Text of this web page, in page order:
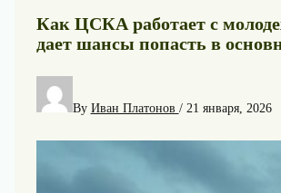
Как ЦСКА работает с
дает шансы попасть в
By Иван Платонов / 21 января, 2026